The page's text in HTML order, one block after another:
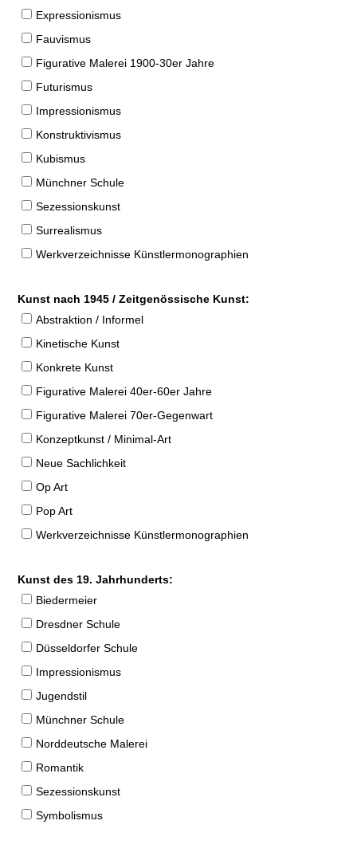
Expressionismus
Fauvismus
Figurative Malerei 1900-30er Jahre
Futurismus
Impressionismus
Konstruktivismus
Kubismus
Münchner Schule
Sezessionskunst
Surrealismus
Werkverzeichnisse Künstlermonographien
Kunst nach 1945 / Zeitgenössische Kunst:
Abstraktion / Informel
Kinetische Kunst
Konkrete Kunst
Figurative Malerei 40er-60er Jahre
Figurative Malerei 70er-Gegenwart
Konzeptkunst / Minimal-Art
Neue Sachlichkeit
Op Art
Pop Art
Werkverzeichnisse Künstlermonographien
Kunst des 19. Jahrhunderts:
Biedermeier
Dresdner Schule
Düsseldorfer Schule
Impressionismus
Jugendstil
Münchner Schule
Norddeutsche Malerei
Romantik
Sezessionskunst
Symbolismus